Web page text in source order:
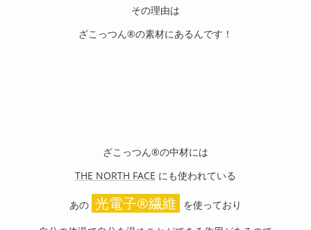
その理由は
ざこっつん®︎の素材にあるんです！
ざこっつん®︎の中材には
THE NORTH FACE にも使われている
あの 光電子®︎繊維
を使っており